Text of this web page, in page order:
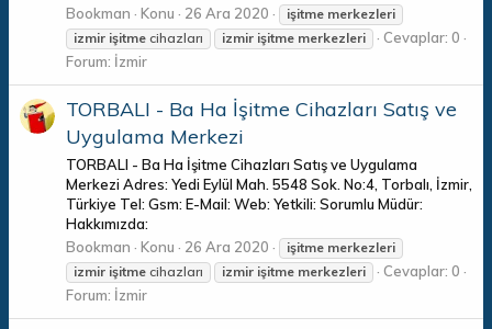
Bookman
Konu 26 Ara 2020 işitme merkezleri
izmir işitme cihazları izmir işitme merkezleri
Cevaplar: 0
Forum: İzmir
TORBALI - Ba Ha İşitme Cihazları Satış ve
Uygulama Merkezi
TORBALI - Ba Ha İşitme Cihazları Satış ve Uygulama
Merkezi Adres: Yedi Eylül Mah. 5548 Sok. No:4, Torbalı, İzmir,
Türkiye Tel: Gsm: E-Mail: Web: Yetkili: Sorumlu Müdür:
Hakkımızda:
Bookman
Konu 26 Ara 2020 işitme merkezleri
izmir işitme cihazları izmir işitme merkezleri
Cevaplar: 0
Forum: İzmir